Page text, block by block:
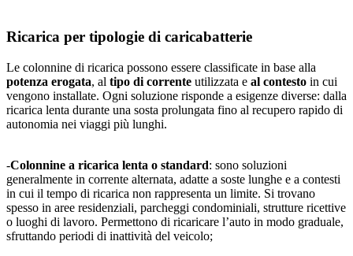
Ricarica per tipologie di caricabatterie
Le colonnine di ricarica possono essere classificate in base alla
potenza erogata, al tipo di corrente utilizzata e al contesto in cui
vengono installate. Ogni soluzione risponde a esigenze diverse: dalla
ricarica lenta durante una sosta prolungata fino al recupero rapido di
autonomia nei viaggi più lunghi.
-Colonnine a ricarica lenta o standard: sono soluzioni
generalmente in corrente alternata, adatte a soste lunghe e a contesti
in cui il tempo di ricarica non rappresenta un limite. Si trovano
spesso in aree residenziali, parcheggi condominiali, strutture ricettive
o luoghi di lavoro. Permettono di ricaricare l’auto in modo graduale,
sfruttando periodi di inattività del veicolo;